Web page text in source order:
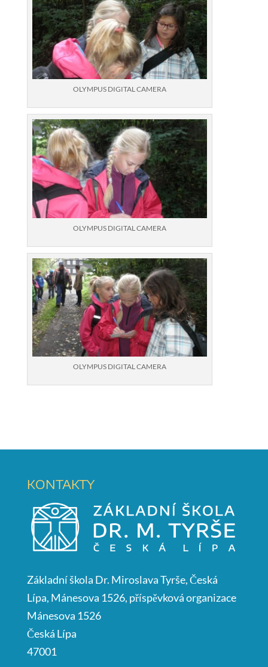
OLYMPUS DIGITAL CAMERA
OLYMPUS DIGITAL CAMERA
OLYMPUS DIGITAL CAMERA
KONTAKTY
Základní škola Dr. Miroslava Tyrše, Česká
Lípa, Mánesova 1526, příspěvková organizace
Mánesova 1526
Česká Lípa
47001